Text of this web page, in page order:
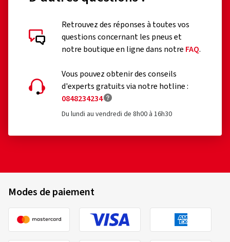
Retrouvez des réponses à toutes vos
questions concernant les pneus et
notre boutique en ligne dans notre FAQ.
Vous pouvez obtenir des conseils
d'experts gratuits via notre hotline :
0848234234
Du lundi au vendredi de 8h00 à 16h30
Modes de paiement